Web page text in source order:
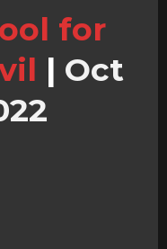
for
| Oct